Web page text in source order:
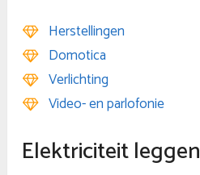
Herstellingen
Domotica
Verlichting
Video- en parlofonie
Elektriciteit leggen